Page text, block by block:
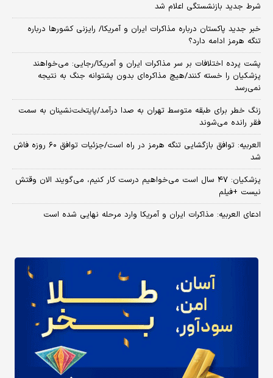
شرط جدید بازنشستگی اعلام شد
خبر جدید پاکستان درباره مذاکرات ایران و آمریکا/ رایزنی کشورها درباره
تنگه هرمز ادامه دارد؟
پشت پرده اختلافات بر سر مذاکرات ایران و آمریکا/رجایی: می‌خواهند
پزشکیان را خسته کنند/هیچ مذاکره‌ای بدون پشتوانه جنگ به نتیجه
نمی‌رسد
زنگ خطر برای طبقه متوسط تهران به صدا درآمد/پایتخت‌نشینان به سمت
فقر رانده می‌شوند
العربیه: توافق بازگشایی تنگه هرمز در راه است/جزئیات توافق ۶۰ روزه فاش
شد
پزشکیان: ۴۷ سال است می‌خواهیم درست کار کنیم، می‌گویند الان وقتش
نیست +فیلم
ادعای العربیه: مذاکرات ایران و آمریکا وارد مرحله نهایی شده است